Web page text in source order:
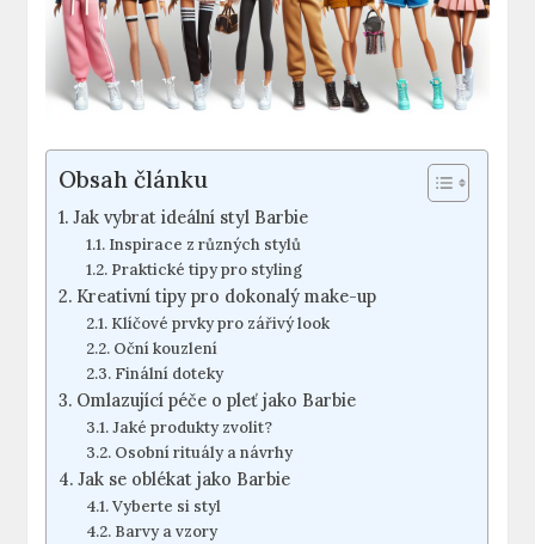
Obsah článku
Jak vybrat ideální styl Barbie
Inspirace z různých stylů
Praktické tipy pro styling
Kreativní tipy pro dokonalý make-up
Klíčové prvky pro zářivý look
Oční kouzlení
Finální doteky
Omlazující péče o pleť jako Barbie
Jaké produkty zvolit?
Osobní rituály a návrhy
Jak se oblékat jako Barbie
Vyberte si styl
Barvy a vzory